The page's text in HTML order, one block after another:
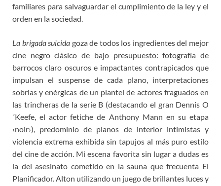
familiares para salvaguardar el cumplimiento de la ley y el
orden en la sociedad.
La brigada suicida goza de todos los ingredientes del mejor
cine negro clásico de bajo presupuesto: fotografía de
barrocos claro oscuros e impactantes contrapicados que
impulsan el suspense de cada plano, interpretaciones
sobrias y enérgicas de un plantel de actores fraguados en
las trincheras de la serie B (destacando el gran Dennis O
´Keefe, el actor fetiche de Anthony Mann en su etapa
‹noir›), predominio de planos de interior intimistas y
violencia extrema exhibida sin tapujos al más puro estilo
del cine de acción. Mi escena favorita sin lugar a dudas es
la del asesinato cometido en la sauna que frecuenta El
Planificador. Alton utilizando un juego de brillantes luces y